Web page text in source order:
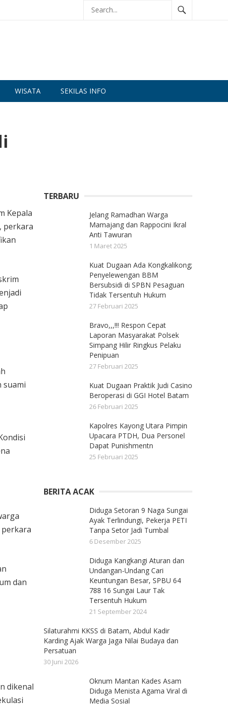
WISATA SEKILAS INFO
Kepala
perkara
suami
dan
dikenal
TERBARU
Jelang Ramadhan Warga
Mamajang dan Rappocini Ikral
Anti Tawuran
1 Maret 2025
Kuat Dugaan Ada Kongkalikong;
Penyelewengan BBM
Bersubsidi di SPBN Pesaguan
Tidak Tersentuh Hukum
27 Februari 2025
Bravo,,,!!! Respon Cepat
Laporan Masyarakat Polsek
Simpang Hilir Ringkus Pelaku
Penipuan
27 Februari 2025
Kuat Dugaan Praktik Judi Casino
Beroperasi di GGI Hotel Batam
26 Februari 2025
Kapolres Kayong Utara Pimpin
Upacara PTDH, Dua Personel
Dapat Punishmentn
25 Februari 2025
BERITA ACAK
Diduga Setoran 9 Naga Sungai
Ayak Terlindungi, Pekerja PETI
Tanpa Setor Jadi Tumbal
6 Desember 2025
Diduga Kangkangi Aturan dan
Undangan-Undang Cari
Keuntungan Besar, SPBU 64
788 16 Sungai Laur Tak
Tersentuh Hukum
21 September 2024
Silaturahmi KKSS di Batam, Abdul Kadir
Karding Ajak Warga Jaga Nilai Budaya dan
Persatuan
30 Juni 2026
Oknum Mantan Kades Asam
Diduga Menista Agama Viral di
Media Sosial